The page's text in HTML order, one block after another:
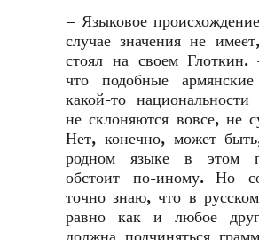
– Языковое
случае значения не
стоял на своем
что подобные
какой-то
не склоняются вовсе, не
Нет, конечно, может
родном языке в этом
обстоит по-иному. Но
точно знаю, что в
равно как и любое